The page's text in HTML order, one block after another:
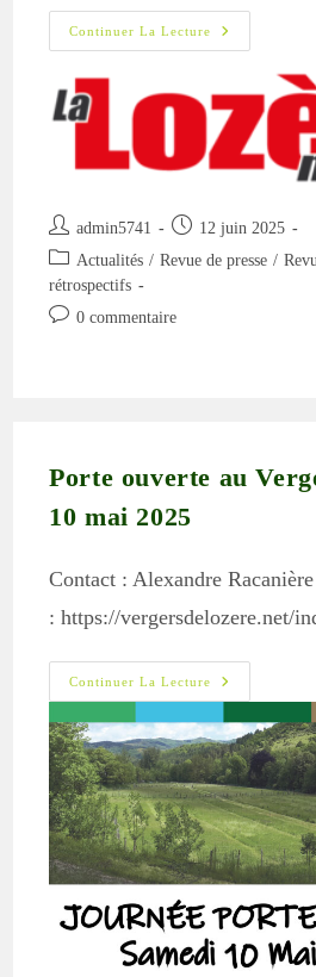
Continuer La Lecture
Rubrique
Jardin
Lozère
Nouvelle
Auteur/autrice
de
la
publication :
admin5741
Publication
publiée :
12 juin 2025
Post
category:
Actualités / Revue de presse /
rétrospectifs
Commentaires
0 commentaire
Porte ouverte au
10 mai 2025
Contact : Alexandre Racanière
: https://vergersdelozere.net/
Continuer La Lecture
Porte
Ouverte
Verger
De
Larcy
Le
10
Mai
2025